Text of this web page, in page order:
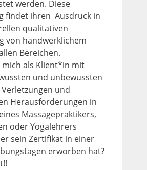
werden. Diese
findet ihren Ausdruck in
qualitativen
von handwerklichem
Bereichen.
mich als Klient*in mit
und unbewussten
und
Herausforderungen in
Massagepraktikers,
oder Yogalehrers
sein Zertifikat in einer
erworben hat?